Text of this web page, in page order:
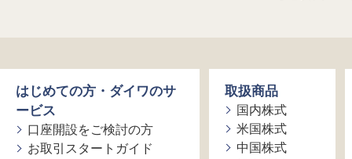
はじめての方・ダイワのサ
ービス
口座開設をご検討の方
お取引スタートガイド
取扱商品
国内株式
米国株式
中国株式